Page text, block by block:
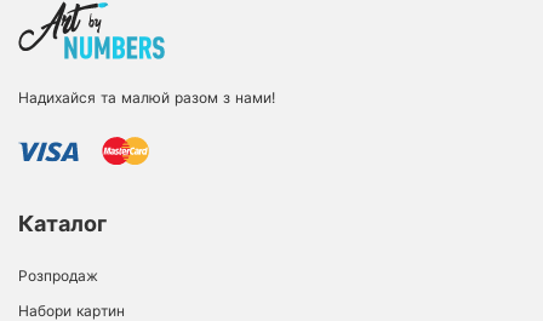
Надихайся та малюй разом з нами!
Каталог
Розпродаж
Набори картин